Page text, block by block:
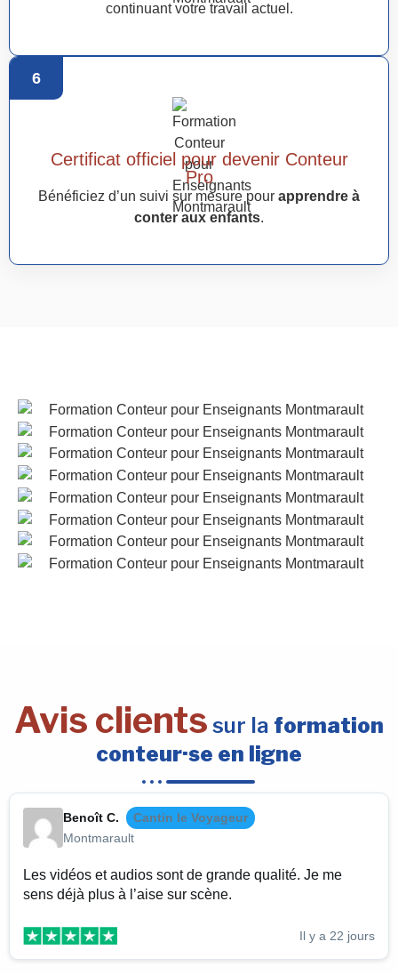
continuant votre travail actuel.
6
Certificat officiel pour devenir Conteur
Pro
Bénéficiez d’un suivi sur mesure pour apprendre à
conter aux enfants.
Avis clients sur la formation
conteur·se en ligne
Benoît C.
Cantin le Voyageur
Montmarault
Les vidéos et audios sont de grande qualité. Je me
sens déjà plus à l’aise sur scène.
Il y a 22 jours